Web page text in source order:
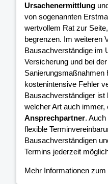
Ursachenermittlung
von sogenannten
wertvollem Rat zur
begrenzen. Im weiteren
Bausachverständige im
Versicherung und bei
Sanierungsmaßnahmen
kostenintensive Fehler
Bausachverständiger ist
welcher Art auch immer,
Ansprechpartner.
flexible
Bausachverständigen
Termins jederzeit
Mehr Informationen zum